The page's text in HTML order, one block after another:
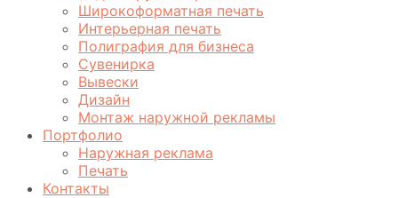
Широкоформатная печать
Интерьерная печать
Полиграфия для бизнеса
Сувенирка
Вывески
Дизайн
Монтаж наружной рекламы
Портфолио
Наружная реклама
Печать
Контакты